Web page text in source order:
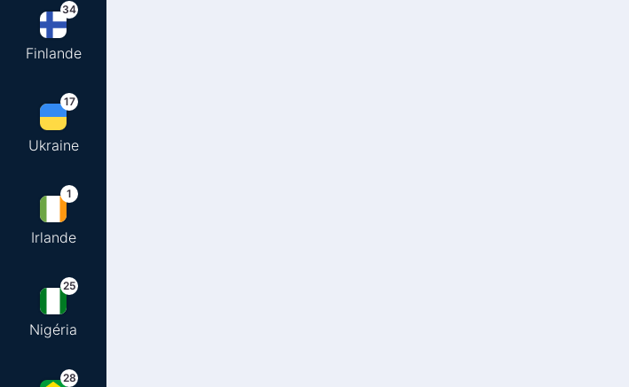
34
Finlande
17
Ukraine
1
Irlande
25
Nigéria
28